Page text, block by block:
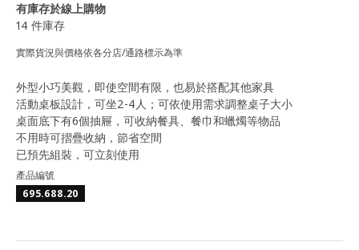
有庫存於線上購物
14 件庫存
實際貨況與價格依各分店/通路標示為準
外型小巧美觀，即使空間有限，也易於搭配其他家具
活動桌板設計，可坐2-4人；可依使用需求調整桌子大小
桌面底下有6個抽屜，可收納餐具、餐巾和蠟燭等物品
不用時可摺疊收納，節省空間
已預先組裝，可立刻使用
產品編號
695.688.20